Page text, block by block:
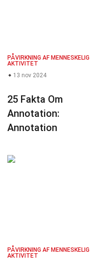
PÅVIRKNING AF MENNESKELIG
AKTIVITET
13 nov 2024
25 Fakta Om
Annotation:
Annotation
PÅVIRKNING AF MENNESKELIG
AKTIVITET